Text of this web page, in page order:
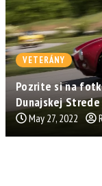
VETERÁNY
Pozrite si na
Dunajskej Strede
May 27, 2022